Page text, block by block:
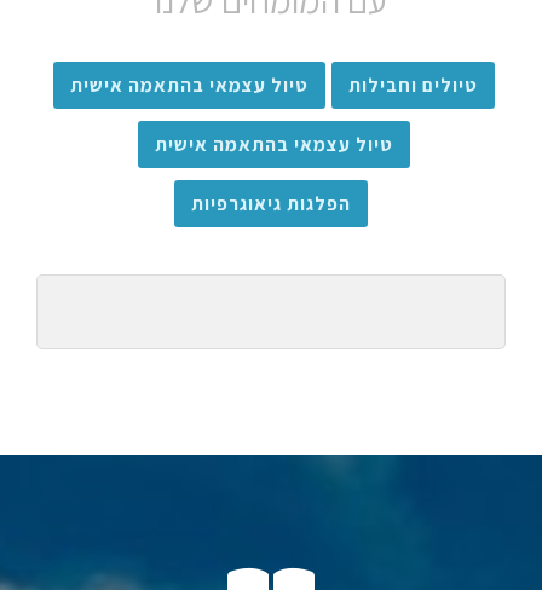
טיולים וחבילות טיול עצמאי בהתאמה אישית
טיול עצמאי בהתאמה אישית
הפלגות גיאוגרפיות